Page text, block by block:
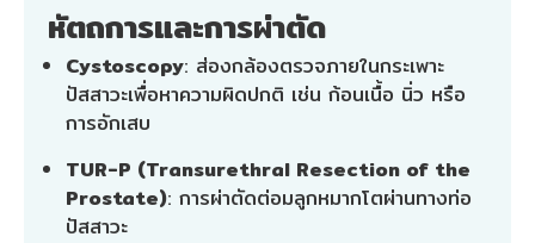
หัตถการและการผ่าตัด
Cystoscopy: ส่องกล้องตรวจภายในกระเพาะ
ปัสสาวะเพื่อหาความผิดปกติ เช่น ก้อนเนื้อ นิ่ว หรือ
การอักเสบ
TUR-P (Transurethral Resection of the
Prostate): การผ่าตัดต่อมลูกหมากโตผ่านทางท่อ
ปัสสาวะ